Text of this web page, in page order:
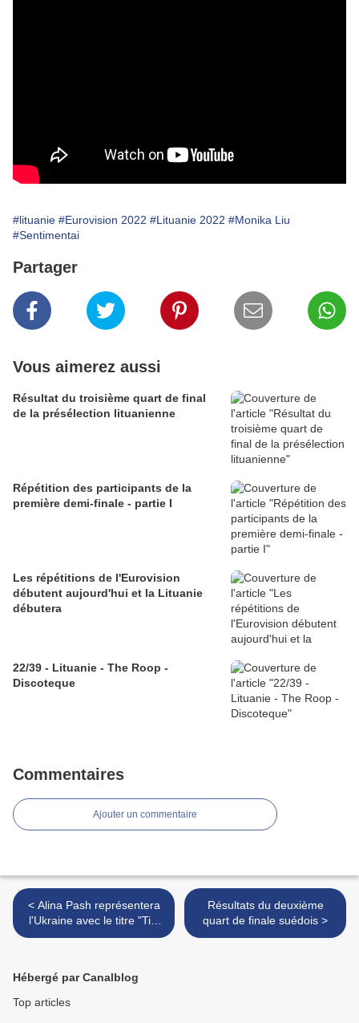
#lituanie #Eurovision 2022 #Lituanie 2022 #Monika Liu
#Sentimentai
Partager
Vous aimerez aussi
Résultat du troisième quart de final
de la présélection lituanienne
Répétition des participants de la
première demi-finale - partie I
Les répétitions de l'Eurovision
débutent aujourd'hui et la Lituanie
débutera
22/39 - Lituanie - The Roop -
Discoteque
Commentaires
Ajouter un commentaire
< Alina Pash représentera
l'Ukraine avec le titre "Tini
zabutykh predkiv (Shadows
Résultats du deuxième
quart de finale suédois >
Hébergé par Canalblog
Top articles